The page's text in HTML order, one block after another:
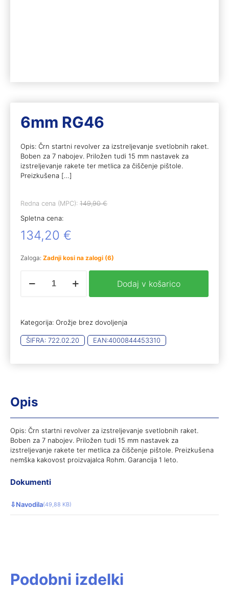
6mm RG46
Opis: Črn startni revolver za izstreljevanje svetlobnih raket.
Boben za 7 nabojev. Priložen tudi 15 mm nastavek za
izstreljevanje rakete ter metlica za čiščenje pištole.
Preizkušena […]
Redna cena (MPC): 149,90€
Spletna cena:
134,20 €
Zaloga: Zadnji kosi na zalogi (6)
RG46
Dodaj v košarico
Kategorija: Orožje brez dovoljenja
ŠIFRA: 722.02.20 EAN:4000844453310
Opis
Opis: Črn startni revolver za izstreljevanje svetlobnih raket.
Boben za 7 nabojev. Priložen tudi 15 mm nastavek za
izstreljevanje rakete ter metlica za čiščenje pištole. Preizkušena
nemška kakovost proizvajalca Rohm. Garancija 1 leto.
Dokumenti
⇩Navodila(49,88 KB)
Podobni izdelki